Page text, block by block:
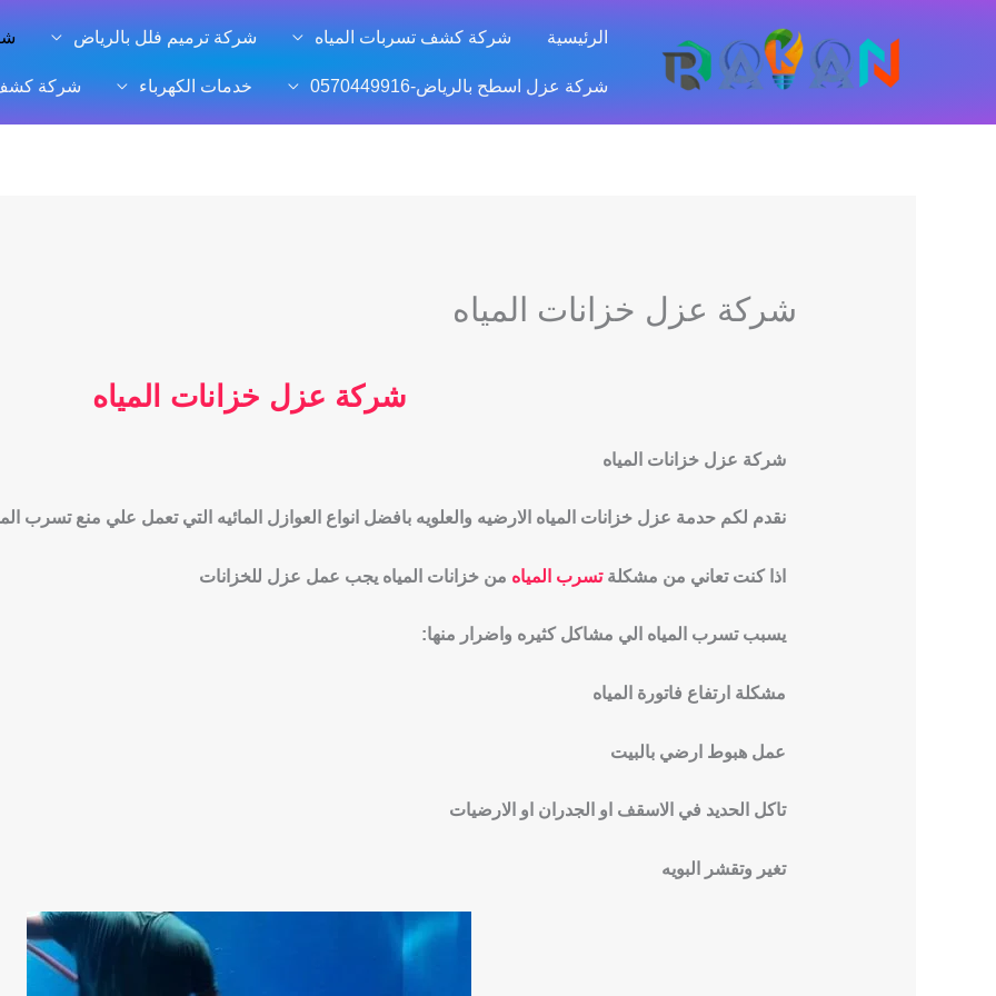
الرئيسية شركة كشف تسربات المياه شركة ترميم فلل بالرياض
شركة عزل اسطح بالرياض-0570449916 خدمات الكهرباء شركة كشف
شركة عزل خزانات المياه
شركة عزل خزانات المياه
شركة عزل خزانات المياه
نقدم لكم حدمة عزل خزانات المياه الارضيه والعلويه بافضل انواع العوازل المائيه التي تعمل علي منع تسرب
اذا كنت تعاني من مشكلةتسرب المياه من خزانات المياه يجب عمل عزل للخزانات
يسبب تسرب المياه الي مشاكل كثيره واضرار منها:
مشكلة ارتفاع فاتورة المياه
عمل هبوط ارضي بالبيت
تاكل الحديد في الاسقف او الجدران او الارضيات
تغير وتقشر البويه